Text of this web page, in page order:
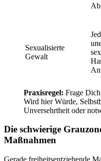
Sexualisierte
Gewalt
Praxisregel: Frage
Wird hier Würde,
Unversehrtheit oder
Die schwierige
Maßnahmen